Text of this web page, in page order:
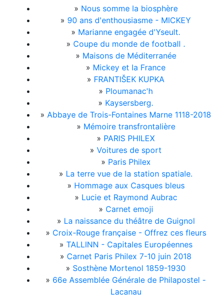
» Nous somme la biosphère
» 90 ans d'enthousiasme - MICKEY
» Marianne engagée d'Yseult.
» Coupe du monde de football .
» Maisons de Méditerranée
» Mickey et la France
» FRANTIŠEK KUPKA
» Ploumanac'h
» Kaysersberg.
» Abbaye de Trois-Fontaines Marne 1118-2018
» Mémoire transfrontalière
» PARIS PHILEX
» Voitures de sport
» Paris Philex
» La terre vue de la station spatiale.
» Hommage aux Casques bleus
» Lucie et Raymond Aubrac
» Carnet emoji
» La naissance du théâtre de Guignol
» Croix-Rouge française - Offrez ces fleurs
» TALLINN - Capitales Européennes
» Carnet Paris Philex 7-10 juin 2018
» Sosthène Mortenol 1859-1930
» 66e Assemblée Générale de Philapostel -
Lacanau